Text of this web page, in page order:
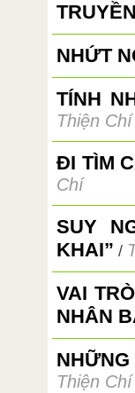
NHỨT
TÍNH
Thiện Chí
ĐI TÌM
Chí
SUY
KHAI” /
VAI
NHÂN
Thiện Chí